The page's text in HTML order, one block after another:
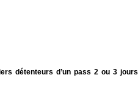
détenteurs d’un pass 2 ou 3 jours